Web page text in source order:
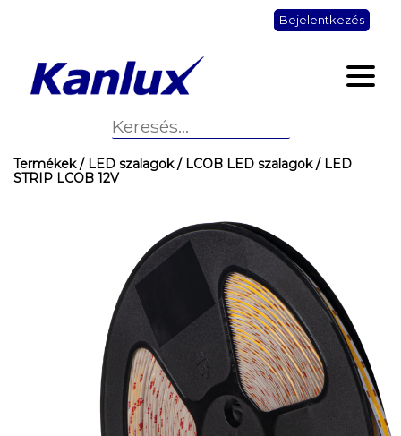
Bejelentkezés
Termékek/ LED szalagok/ LCOB LED szalagok/ LED
STRIP LCOB 12V